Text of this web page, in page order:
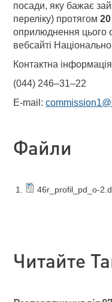
посади, яку бажає
переліку) протягом
оприлюднення цього
вебсайті
Контактна
(044) 246–31–22
E-mail:
Файли
46r_profil_pd_o-
Читайте